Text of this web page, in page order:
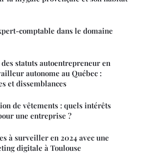
comptable dans le domaine
statuts autoentrepreneur en
autonome au Québec :
et dissemblances
de vêtements : quels intérêts
une entreprise ?
à surveiller en 2024 avec une
digitale à Toulouse